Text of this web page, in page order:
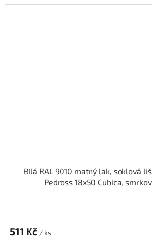
Bílá RAL 9010 matný lak, soklová
Pedross 18x50 Cubica,
511 Kč / ks